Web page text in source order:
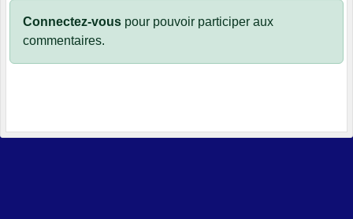
Connectez-vous pour pouvoir participer aux
commentaires.